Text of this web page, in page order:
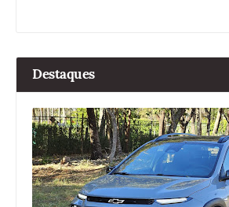
Destaques